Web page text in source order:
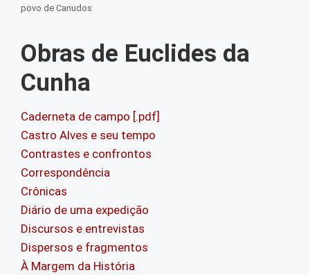
povo de Canudos
Obras de Euclides da
Cunha
Caderneta de campo [.pdf]
Castro Alves e seu tempo
Contrastes e confrontos
Correspondência
Crônicas
Diário de uma expedição
Discursos e entrevistas
Dispersos e fragmentos
À Margem da História